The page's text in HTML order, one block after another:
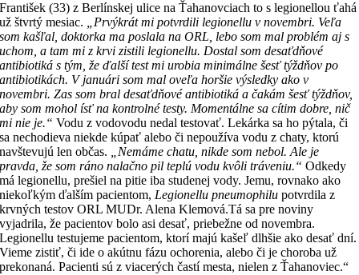
František (33) z Berlínskej ulice na Ťahanovciach to s legionellou ťahá
už štvrtý mesiac.
„Prvýkrát mi potvrdili legionellu v novembri. Veľa
som kašľal, doktorka ma poslala na ORL, lebo som mal problém aj s
uchom, a tam mi z krvi zistili legionellu. Dostal som desaťdňové
antibiotiká s tým, že ďalší test mi urobia minimálne šesť týždňov po
antibiotikách. V januári som mal oveľa horšie výsledky ako v
novembri. Zas som bral desaťdňové antibiotiká a čakám šesť týždňov,
aby som mohol ísť na kontrolné testy. Momentálne sa cítim dobre, nič
mi nie je.“ Vodu z vodovodu nedal testovať. Lekárka sa ho pýtala, či
sa nechodieva niekde kúpať alebo či nepoužíva vodu z chaty, ktorú
navštevujú len občas.
„Nemáme chatu, nikde som nebol. Ale je
pravda, že som ráno nalačno pil teplú vodu kvôli tráveniu.“ Odkedy
má legionellu, prešiel na pitie iba studenej vody. Jemu, rovnako ako
niekoľkým ďalším pacientom, Legionellu pneumophilu potvrdila z
krvných testov ORL MUDr. Alena Klemová.Tá sa pre noviny
vyjadrila, že pacientov bolo asi desať, priebežne od novembra.
Legionellu testujeme pacientom, ktorí majú kašeľ dlhšie ako desať dní.
Vieme zistiť, či ide o akútnu fázu ochorenia, alebo či je choroba už
prekonaná. Pacienti sú z viacerých častí mesta, nielen z Ťahanoviec.“